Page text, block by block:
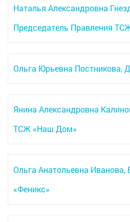
Наталья Александровна
Председатель Правления
Ольга Юрьевна Постникова,
Янина Александровна
ТСЖ «Наш Дом»
Ольга Анатольевна Иванова,
«Феникс»